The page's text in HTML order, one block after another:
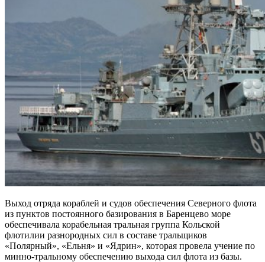
Выход отряда кораблей и судов обеспечения Северного флота
из пунктов постоянного базирования в Баренцево море
обеспечивала корабельная тральная группа Кольской
флотилии разнородных сил в составе тральщиков
«Полярный», «Ельня» и «Ядрин», которая провела учение по
минно-тральному обеспечению выхода сил флота из базы.